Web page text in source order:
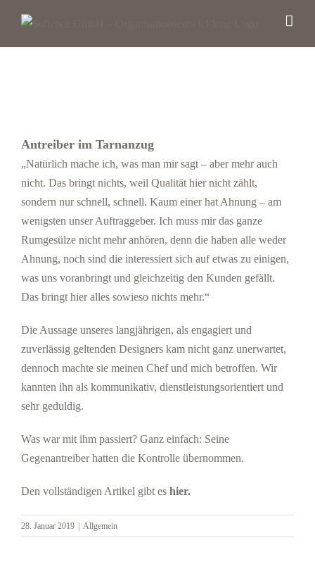
Inhalt
springen
Antreiber im Tarnanzug
„Natürlich mache ich, was man mir sagt – aber mehr auch
nicht. Das bringt nichts, weil Qualität hier nicht zählt,
sondern nur schnell, schnell. Kaum einer hat Ahnung – am
wenigsten unser Auftraggeber. Ich muss mir das ganze
Rumgesülze nicht mehr anhören, denn die haben alle weder
Ahnung, noch sind die interessiert sich auf etwas zu einigen,
was uns voranbringt und gleichzeitig den Kunden gefällt.
Das bringt hier alles sowieso nichts mehr.“
Die Aussage unseres langjährigen, als engagiert und
zuverlässig geltenden Designers kam nicht ganz unerwartet,
dennoch machte sie meinen Chef und mich betroffen. Wir
kannten ihn als kommunikativ, dienstleistungsorientiert und
sehr geduldig.
Was war mit ihm passiert? Ganz einfach: Seine
Gegenantreiber hatten die Kontrolle übernommen.
Den vollständigen Artikel gibt es hier.
28. Januar 2019 Allgemein